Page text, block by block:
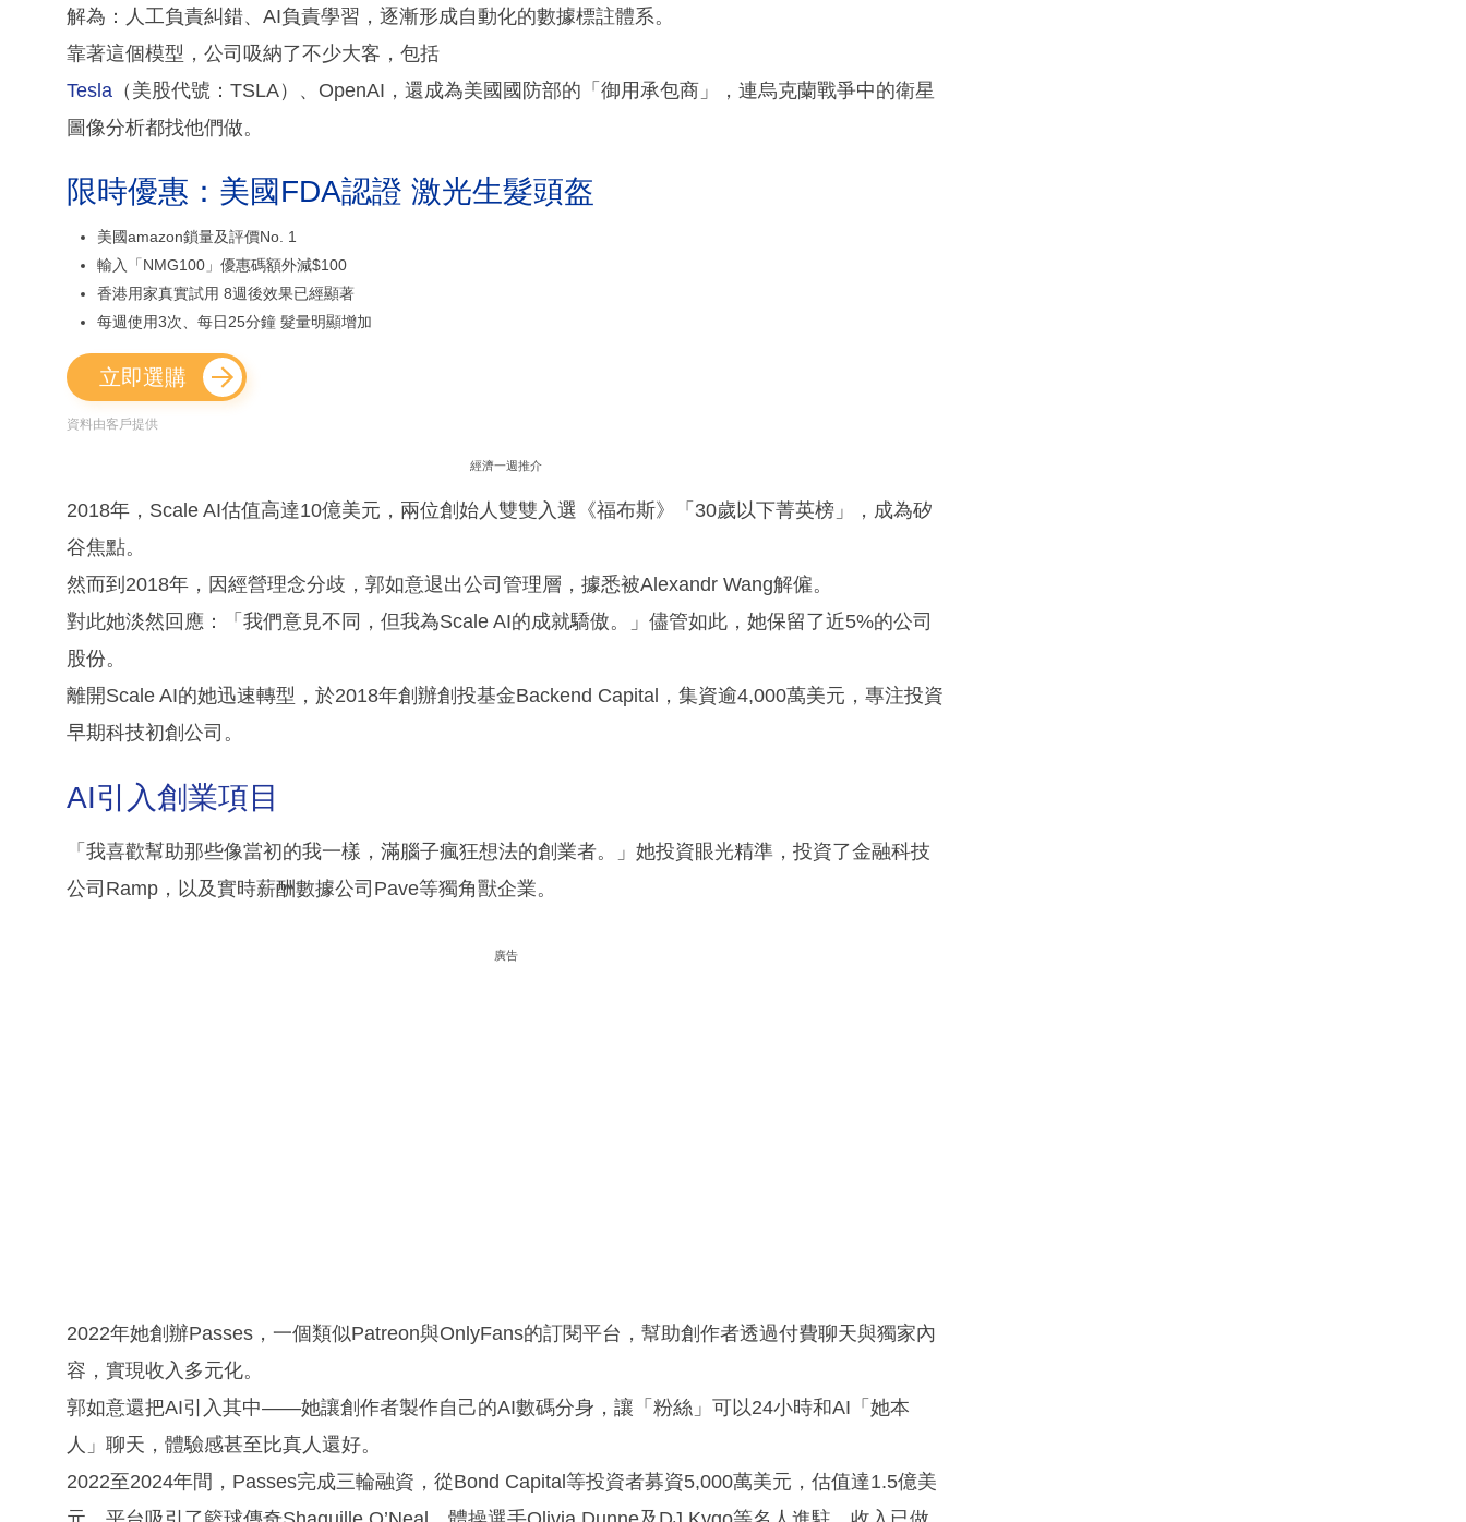
解為：人工負責糾錯、AI負責學習，逐漸形成自動化的數據標註體系。
靠著這個模型，公司吸納了不少大客，包括
Tesla （美股代號：TSLA）、OpenAI，還成為美國國防部的「御用承包商」，連烏克蘭戰爭中的衛星
圖像分析都找他們做。
限時優惠：美國FDA認證 激光生髮頭盔
美國amazon鎖量及評價No. 1
輸入「NMG100」優惠碼額外減$100
香港用家真實試用 8週後效果已經顯著
每週使用3次、每日25分鐘 髮量明顯增加
立即選購
資料由客戶提供
經濟一週推介
2018年，Scale AI估值高達10億美元，兩位創始人雙雙入選《福布斯》「30歲以下菁英榜」，成為矽
谷焦點。
然而到2018年，因經營理念分歧，郭如意退出公司管理層，據悉被Alexandr Wang解僱。
對此她淡然回應：「我們意見不同，但我為Scale AI的成就驕傲。」儘管如此，她保留了近5%的公司
股份。
離開Scale AI的她迅速轉型，於2018年創辦創投基金Backend Capital，集資逾4,000萬美元，專注投資
早期科技初創公司。
AI引入創業項目
「我喜歡幫助那些像當初的我一樣，滿腦子瘋狂想法的創業者。」她投資眼光精準，投資了金融科技
公司Ramp，以及實時薪酬數據公司Pave等獨角獸企業。
廣告
2022年她創辦Passes，一個類似Patreon與OnlyFans的訂閱平台，幫助創作者透過付費聊天與獨家內
容，實現收入多元化。
郭如意還把AI引入其中——她讓創作者製作自己的AI數碼分身，讓「粉絲」可以24小時和AI「她本
人」聊天，體驗感甚至比真人還好。
2022至2024年間，Passes完成三輪融資，從Bond Capital等投資者募資5,000萬美元，估值達1.5億美